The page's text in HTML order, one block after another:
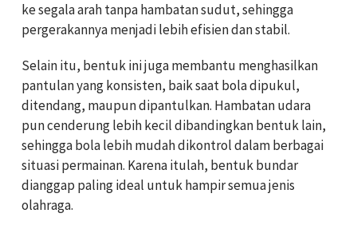
ke segala arah tanpa hambatan sudut, sehingga
pergerakannya menjadi lebih efisien dan stabil.
Selain itu, bentuk ini juga membantu menghasilkan
pantulan yang konsisten, baik saat bola dipukul,
ditendang, maupun dipantulkan. Hambatan udara
pun cenderung lebih kecil dibandingkan bentuk lain,
sehingga bola lebih mudah dikontrol dalam berbagai
situasi permainan. Karena itulah, bentuk bundar
dianggap paling ideal untuk hampir semua jenis
olahraga.